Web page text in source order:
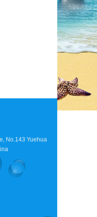
Hersteller 3GPM
12 Volt RV-Membran-
Systempumpe
No.143 Yuehua